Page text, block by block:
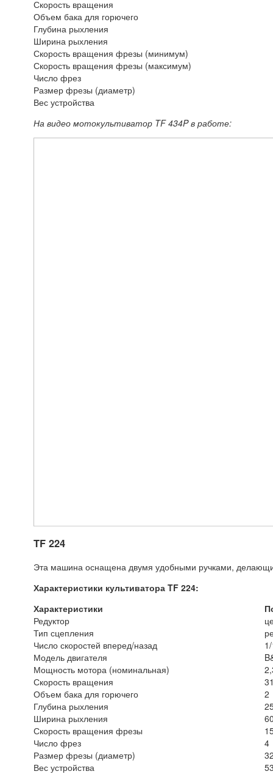
Скорость вращения
Объем бака для горючего
Глубина рыхления
Ширина рыхления
Скорость вращения фрезы (минимум)
Скорость вращения фрезы (максимум)
Число фрез
Размер фрезы (диаметр)
Вес устройства
На видео мотокультиватор TF 434P в работе:
TF 224
Эта машина оснащена двумя удобными ручками,
Характеристики культиватора TF 224:
Характеристики
Редуктор
Тип сцепления
Число скоростей вперед/назад
Модель двигателя
Мощность мотора (номинальная)
Скорость вращения
Объем бака для горючего
2
Глубина рыхления
Ширина рыхления
Скорость вращения фрезы
Число фрез
4
Размер фрезы (диаметр)
Вес устройства